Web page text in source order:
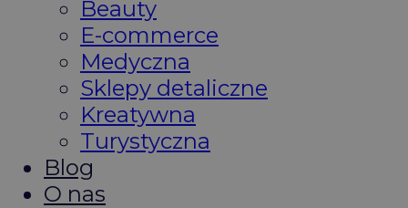
Beauty
E-commerce
Medyczna
Sklepy detaliczne
Kreatywna
Turystyczna
Blog
O nas